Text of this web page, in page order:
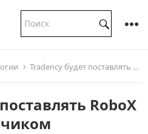
Tradency будет поставлять RoboX совместно с Герчиком
RoboX